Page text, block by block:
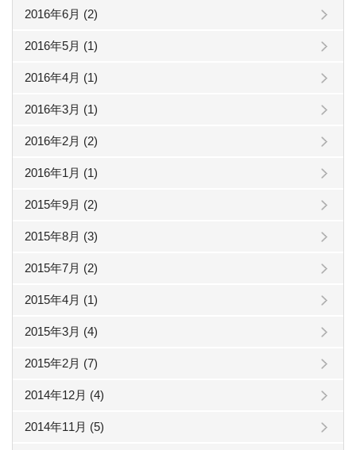
2016年6月 (2)
2016年5月 (1)
2016年4月 (1)
2016年3月 (1)
2016年2月 (2)
2016年1月 (1)
2015年9月 (2)
2015年8月 (3)
2015年7月 (2)
2015年4月 (1)
2015年3月 (4)
2015年2月 (7)
2014年12月 (4)
2014年11月 (5)